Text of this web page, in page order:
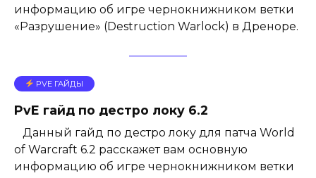
информацию об игре чернокнижником ветки
«Разрушение» (Destruction Warlock) в Дреноре.
PVE ГАЙДЫ
PvE гайд по дестро локу 6.2
Данный гайд по дестро локу для патча World
of Warcraft 6.2 расскажет вам основную
информацию об игре чернокнижником ветки